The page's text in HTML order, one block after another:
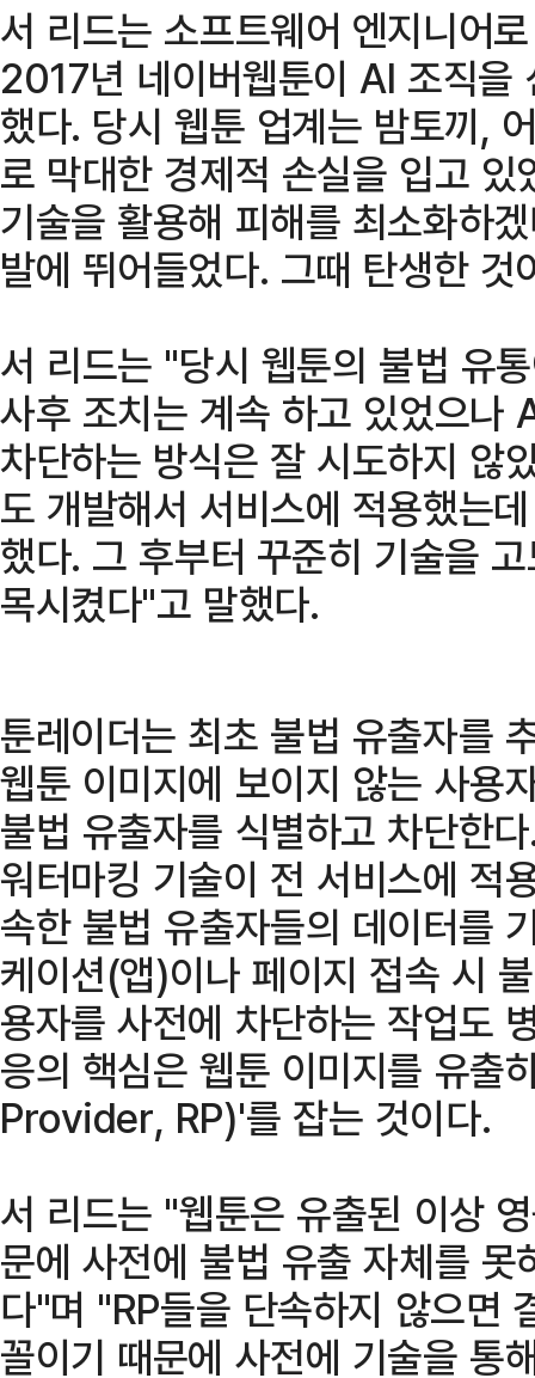
서 리드는 소프트웨어 엔지니어
2017년 네이버웹툰이 AI 조직을
했다. 당시 웹툰 업계는 밤토끼,
로 막대한 경제적 손실을 입고
기술을 활용해 피해를 최소화하
발에 뛰어들었다. 그때 탄생한 것
서 리드는 "당시 웹툰의 불법 유
사후 조치는 계속 하고 있었으나
차단하는 방식은 잘 시도하지 않
도 개발해서 서비스에 적용했는
했다. 그 후부터 꾸준히 기술을
목시켰다"고 말했다.
툰레이더는 최초 불법 유출자를
웹툰 이미지에 보이지 않는 사용
불법 유출자를 식별하고 차단한
워터마킹 기술이 전 서비스에 적
속한 불법 유출자들의 데이터를
케이션(앱)이나 페이지 접속 시
용자를 사전에 차단하는 작업도
응의 핵심은 웹툰 이미지를 유출
Provider, RP)'를 잡는 것이다.
서 리드는 "웹툰은 유출된 이상
문에 사전에 불법 유출 자체를
다"며 "RP들을 단속하지 않으면
꼴이기 때문에 사전에 기술을 통